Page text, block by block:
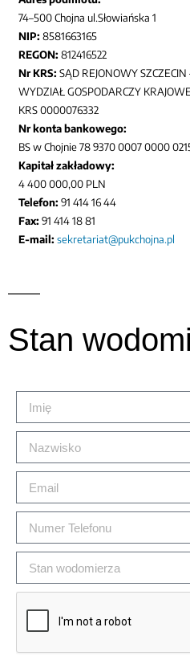
74–500 Chojna ul.Słowiańska 1
NIP: 8581663165
REGON: 812416522
Nr KRS: SĄD REJONOWY
WYDZIAŁ GOSPODARCZY
KRS 0000076332
Nr konta bankowego:
BS w Chojnie 78 9370 0007 0000
Kapitał zakładowy:
4 400 000,00 PLN
Telefon: 91 414 16 44
Fax: 91 414 18 81
E-mail: sekretariat@pukchojna.pl
Stan